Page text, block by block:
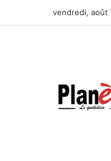
vendredi, août